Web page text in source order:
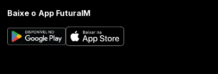
Baixe o App FuturaIM